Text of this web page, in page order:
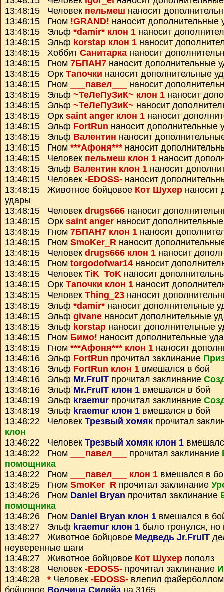
13:48:15 Человек пельмеш наносит
13:48:15 Гном !GRAND! наносит дополнительные
13:48:15 Эльф *damir* клон 1 наносит
13:48:15 Эльф korstap клон 1 наносит
13:48:15 Хоббит Санитарка наносит
13:48:15 Гном 7БПАН7 наносит дополнительные
13:48:15 Орк Тапочки наносит дополнительные
13:48:15 Гном
___павел___
наносит
13:48:15 Эльф ~ТеЛеПуЗиК~ клон 1 наносит
13:48:15 Эльф ~ТеЛеПуЗиК~ наносит
13:48:15 Орк saint anger клон 1 наносит
13:48:15 Эльф FortRun наносит дополнительные
13:48:15 Эльф Валентин наносит
13:48:15 Гном ***Афоня*** наносит
13:48:15 Человек пельмеш клон 1 наносит
13:48:15 Эльф Валентин клон 1 наносит
13:48:15 Человек -EDOSS- наносит
13:48:15 Животное бойцовое Кот Шухер наносит
удары
13:48:15 Человек drugs666 наносит
13:48:15 Орк saint anger наносит
13:48:15 Гном 7БПАН7 клон 1 наносит
13:48:15 Гном SmoKer_R наносит
13:48:15 Человек drugs666 клон 1 наносит
13:48:15 Гном torgodofwar14 наносит
13:48:15 Человек TiK_ToK наносит
13:48:15 Орк Тапочки клон 1 наносит
13:48:15 Человек Thing_23 наносит
13:48:15 Эльф *damir* наносит дополнительные
13:48:15 Эльф givane наносит дополнительные
13:48:15 Эльф korstap наносит дополнительные
13:48:15 Гном Бимо! наносит дополнительные
13:48:15 Гном ***Афоня*** клон 1 наносит
13:48:16 Эльф FortRun прочитал заклинание
13:48:16 Эльф FortRun клон 1 вмешался в бой
13:48:16 Эльф Mr.FruIT прочитал заклинание
13:48:16 Эльф Mr.FruIT клон 1 вмешался в бой
13:48:19 Эльф kraemur прочитал заклинание
13:48:19 Эльф kraemur клон 1 вмешался в бой
13:48:22 Человек Трезвый хомяк прочитал
клон
13:48:22 Человек Трезвый хомяк клон 1
13:48:22 Гном
___павел___ прочитал заклинание
помощника
13:48:22 Гном
___павел___ клон 1 вмешался в
13:48:25 Гном SmoKer_R прочитал заклинание
13:48:26 Гном Daniel Bryan прочитал заклинание
помощника
13:48:26 Гном Daniel Bryan клон 1 вмешался в
13:48:27 Эльф kraemur клон 1 было тронулся, но
13:48:27 Животное бойцовое Медведь Jr.FruIT
неуверенные шаги
13:48:27 Животное бойцовое Кот Шухер пополз
13:48:28 Человек -EDOSS- прочитал заклинание
13:48:28 * Человек -EDOSS- влепил
бойцовое Волчица Силейз на 3165